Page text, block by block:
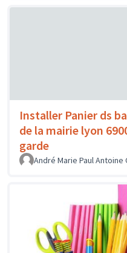
Installer Panier ds
de la mairie lyon
garde
André Marie Paul Antoine